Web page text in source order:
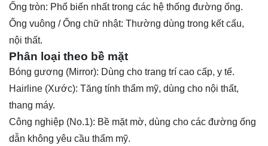
Ống tròn: Phổ biến nhất trong các hệ thống đường ống.
Ống vuông / Ống chữ nhật: Thường dùng trong kết cấu,
nội thất.
Phân loại theo bề mặt
Bóng gương (Mirror): Dùng cho trang trí cao cấp, y tế.
Hairline (Xước): Tăng tính thẩm mỹ, dùng cho nội thất,
thang máy.
Công nghiệp (No.1): Bề mặt mờ, dùng cho các đường ống
dẫn không yêu cầu thẩm mỹ.